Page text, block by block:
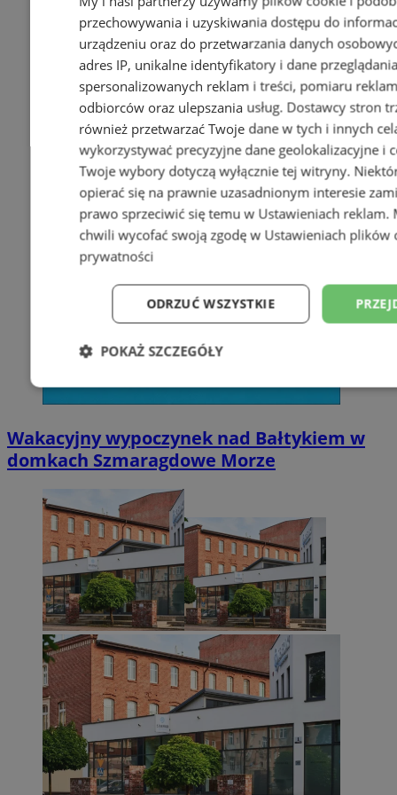
Wakacyjny wypoczynek nad Bałtykiem w
domkach Szmaragdowe Morze
przechowywania i uzyskiwania dostępu do
urządzeniu oraz do przetwarzania danych
adres IP, unikalne identyfikatory i dane
spersonalizowanych reklam i treści, pomiaru
odbiorców oraz ulepszania usług. Dostawcy stron
również przetwarzać Twoje dane w tych i innych
wykorzystywać precyzyjne dane geolokalizacyjne i
Twoje wybory dotyczą wyłącznie tej witryny.
opierać się na prawnie uzasadnionym interesie
prawo sprzeciwić się temu w Ustawieniach reklam.
chwili wycofać swoją zgodę w Ustawieniach plików
prywatności
ODRZUĆ WSZYSTKIE
POKAŻ SZCZEGÓŁY
Niezbędne Wydajność
Niesklasyfikowane
Niezbędne Wydajność Targetowanie
Niezbędne pliki cookie umożliwiają korzystanie z podstawowych
takich jak logowanie użytkownika i zarządzanie kontem. Bez
można prawidłowo korzystać ze strony internetowej.
Nazwa
Provider/
Domena
SessID
QeSessID zabrze.com.pl